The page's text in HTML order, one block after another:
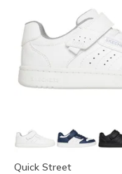
Quick Street